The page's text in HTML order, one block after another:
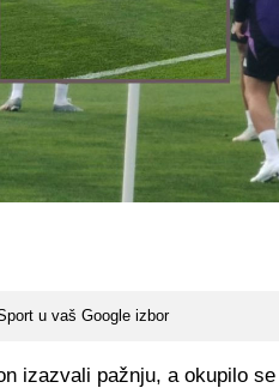
u vaš Google izbor
izazvali pažnju, a okupilo